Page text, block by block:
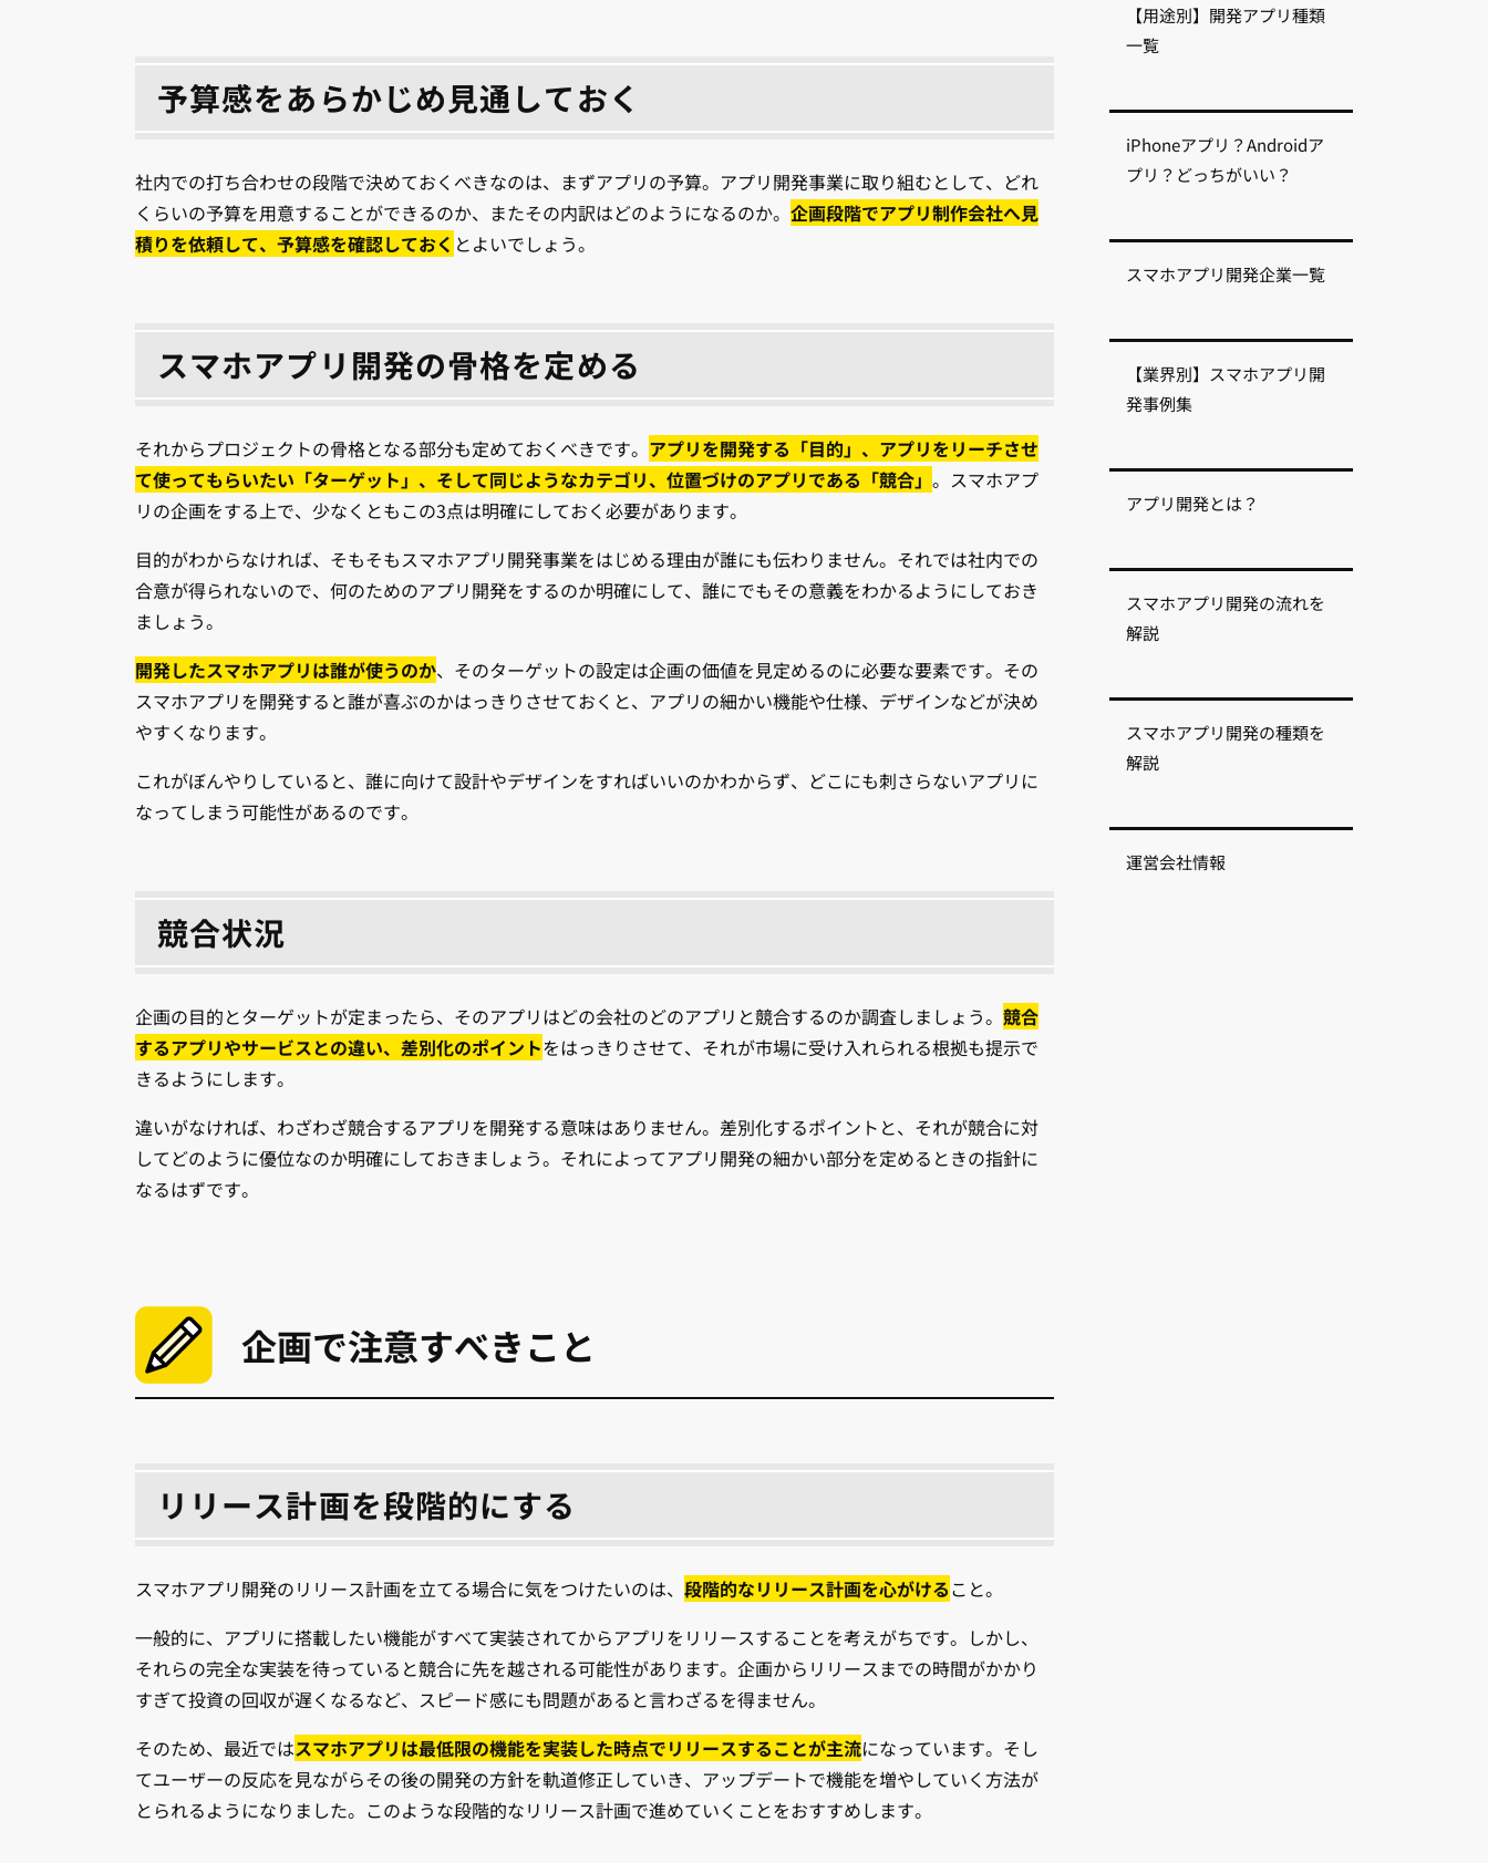
予算感をあらかじめ見通しておく
社内での打ち合わせの段階で決めておくべきなのは、まずアプリの予算。アプリ開発事業に取り組むとして、どれ
くらいの予算を用意することができるのか、またその内訳はどのようになるのか。 企画段階でアプリ制作会社へ見
積りを依頼して、予算感を確認しておく とよいでしょう。
スマホアプリ開発の骨格を定める
それからプロジェクトの骨格となる部分も定めておくべきです。 アプリを開発する「目的」、アプリをリーチさせ
て使ってもらいたい「ターゲット」、そして同じようなカテゴリ、位置づけのアプリである「競合」 。スマホアプ
リの企画をする上で、少なくともこの3点は明確にしておく必要があります。
目的がわからなければ、そもそもスマホアプリ開発事業をはじめる理由が誰にも伝わりません。それでは社内での
合意が得られないので、何のためのアプリ開発をするのか明確にして、誰にでもその意義をわかるようにしておき
ましょう。
開発したスマホアプリは誰が使うのか、そのターゲットの設定は企画の価値を見定めるのに必要な要素です。その
スマホアプリを開発すると誰が喜ぶのかはっきりさせておくと、アプリの細かい機能や仕様、デザインなどが決め
やすくなります。
これがぼんやりしていると、誰に向けて設計やデザインをすればいいのかわからず、どこにも刺さらないアプリに
なってしまう可能性があるのです。
競合状況
企画の目的とターゲットが定まったら、そのアプリはどの会社のどのアプリと競合するのか調査しましょう。 競合
するアプリやサービスとの違い、差別化のポイントをはっきりさせて、それが市場に受け入れられる根拠も提示で
きるようにします。
違いがなければ、わざわざ競合するアプリを開発する意味はありません。差別化するポイントと、それが競合に対
してどのように優位なのか明確にしておきましょう。それによってアプリ開発の細かい部分を定めるときの指針に
なるはずです。
企画で注意すべきこと
リリース計画を段階的にする
スマホアプリ開発のリリース計画を立てる場合に気をつけたいのは、 段階的なリリース計画を心がけること。
一般的に、アプリに搭載したい機能がすべて実装されてからアプリをリリースすることを考えがちです。しかし、
それらの完全な実装を待っていると競合に先を越される可能性があります。企画からリリースまでの時間がかかり
すぎて投資の回収が遅くなるなど、スピード感にも問題があると言わざるを得ません。
そのため、最近ではスマホアプリは最低限の機能を実装した時点でリリースすることが主流になっています。そし
てユーザーの反応を見ながらその後の開発の方針を軌道修正していき、アップデートで機能を増やしていく方法が
とられるようになりました。このような段階的なリリース計画で進めていくことをおすすめします。
【用途別】開発アプリ種類
一覧
iPhoneアプリ？Androidア
プリ？どっちがいい？
スマホアプリ開発企業一覧
【業界別】スマホアプリ開
発事例集
アプリ開発とは？
スマホアプリ開発の流れを
解説
スマホアプリ開発の種類を
解説
運営会社情報